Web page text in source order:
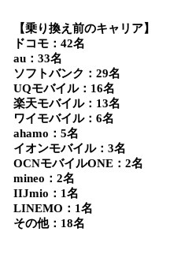
【乗り換え前のキャリア】
ドコモ：42名
au：33名
ソフトバンク：29名
UQモバイル：16名
楽天モバイル：13名
ワイモバイル：6名
ahamo：5名
イオンモバイル：3名
OCNモバイルONE：2名
mineo：2名
IIJmio：1名
LINEMO：1名
その他：18名